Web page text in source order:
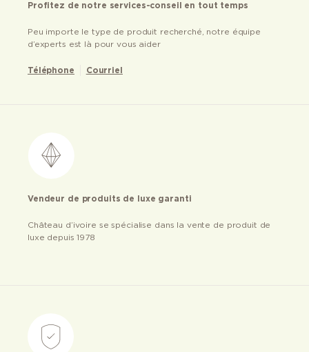
Profitez de notre services-conseil en tout temps
Peu importe le type de produit recherché, notre équipe
d’experts est là pour vous aider
Téléphone Courriel
Vendeur de produits de luxe garanti
Château d’ivoire se spécialise dans la vente de produit de
luxe depuis 1978